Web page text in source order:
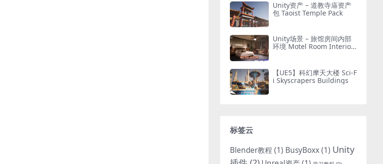
Unity资产 – 道教寺庙资产
包 Taoist Temple Pack
Unity场景 – 旅馆房间内部
环境 Motel Room Interior
【UE5】科幻摩天大楼 Sci-F
i Skyscrapers Buildings
标签云
Blender教程 (1) BusyBoxx(1) Unity